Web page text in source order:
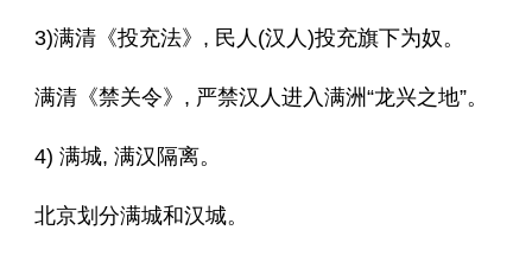
3)满清《投充法》, 民人(汉人)投充旗下为奴。
满清《禁关令》, 严禁汉人进入满洲“龙兴之地”。
4) 满城, 满汉隔离。
北京划分满城和汉城。